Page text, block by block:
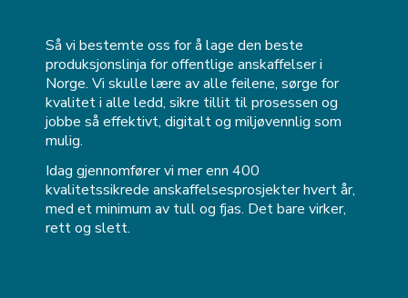
Så vi bestemte oss for å lage den beste
produksjonslinja for offentlige anskaffelser i
Norge. Vi skulle lære av alle feilene, sørge for
kvalitet i alle ledd, sikre tillit til prosessen og
jobbe så effektivt, digitalt og miljøvennlig som
mulig.
Idag gjennomfører vi mer enn 400
kvalitetssikrede anskaffelsesprosjekter hvert år,
med et minimum av tull og fjas. Det bare virker,
rett og slett.